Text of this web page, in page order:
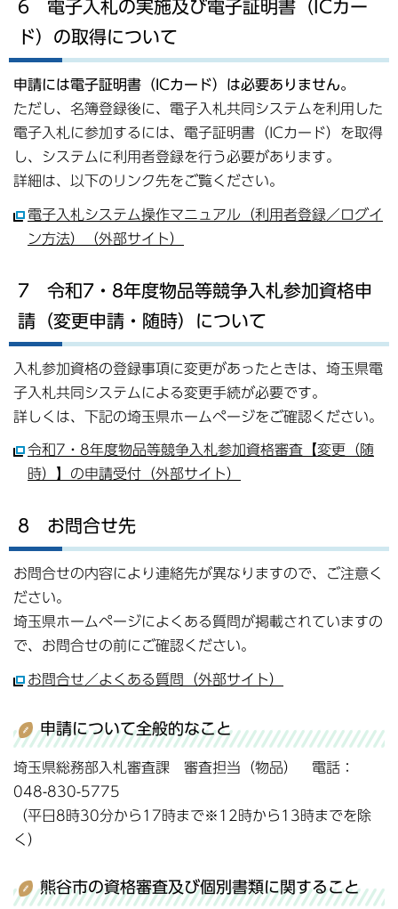
6 電子入札の実施及び電子証明書（ICカー
ド）の取得について
申請には電子証明書（ICカード）は必要ありません。
ただし、名簿登録後に、電子入札共同システムを利用した
電子入札に参加するには、電子証明書（ICカード）を取得
し、システムに利用者登録を行う必要があります。
詳細は、以下のリンク先をご覧ください。
電子入札システム操作マニュアル（利用者登録／ログイ
ン方法）（外部サイト）
7 令和7・8年度物品等競争入札参加資格申
請（変更申請・随時）について
入札参加資格の登録事項に変更があったときは、埼玉県電
子入札共同システムによる変更手続が必要です。
詳しくは、下記の埼玉県ホームページをご確認ください。
令和7・8年度物品等競争入札参加資格審査【変更（随
時）】の申請受付（外部サイト）
8 お問合せ先
お問合せの内容により連絡先が異なりますので、ご注意く
ださい。
埼玉県ホームページによくある質問が掲載されていますの
で、お問合せの前にご確認ください。
お問合せ／よくある質問（外部サイト）
申請について全般的なこと
埼玉県総務部入札審査課 審査担当（物品） 電話：
048-830-5775
（平日8時30分から17時まで※12時から13時までを除
く）
熊谷市の資格審査及び個別書類に関すること